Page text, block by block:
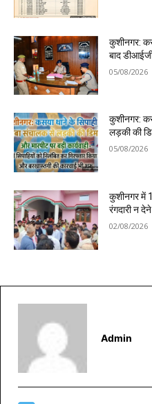
कुशीनगर:
बाद
05/08/2026
कुशीनगर:
लड़की की
05/08/2026
कुशीनगर में
रंगदारी न
02/08/2026
Admin